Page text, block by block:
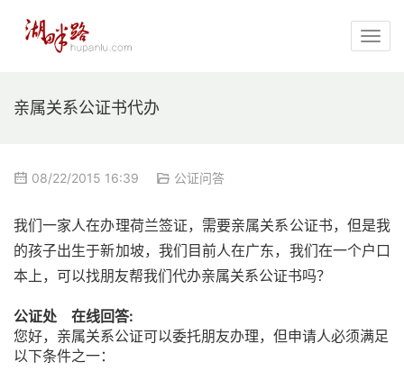
亲属关系公证书代办
08/22/2015 16:39 公证问答
我们一家人在办理荷兰签证，需要亲属关系公证书，但是我
的孩子出生于新加坡，我们目前人在广东，我们在一个户口
本上，可以找朋友帮我们代办亲属关系公证书吗？
公证处 在线回答:
您好，亲属关系公证可以委托朋友办理，但申请人必须满足
以下条件之一：